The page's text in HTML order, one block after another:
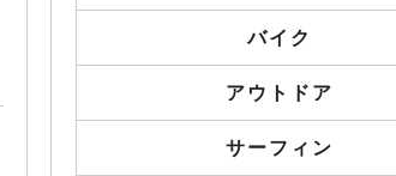
バイク
アウトドア
サーフィン